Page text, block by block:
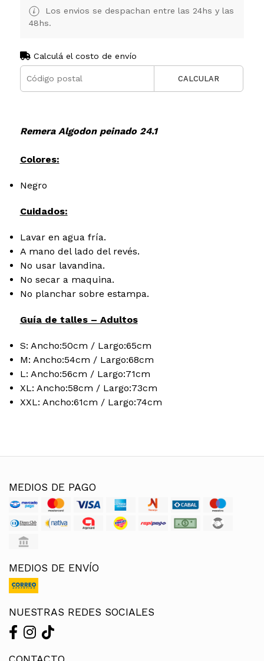
Los envios se despachan entre las 24hs y las
48hs.
Calculá el costo de envío
CALCULAR
Remera Algodon peinado 24.1
Colores:
Negro
Cuidados:
Lavar en agua fría.
A mano del lado del revés.
No usar lavandina.
No secar a maquina.
No planchar sobre estampa.
Guía de talles – Adultos
S: Ancho:50cm / Largo:65cm
M: Ancho:54cm / Largo:68cm
L: Ancho:56cm / Largo:71cm
XL: Ancho:58cm / Largo:73cm
XXL: Ancho:61cm / Largo:74cm
MEDIOS DE PAGO
MEDIOS DE ENVÍO
NUESTRAS REDES SOCIALES